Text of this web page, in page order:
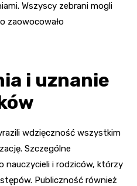
Wszyscy zebrani mogli
zaowocowało
i uznanie
wdzięczność wszystkim
Szczególne
nauczycieli i rodziców, którzy
Publiczność również